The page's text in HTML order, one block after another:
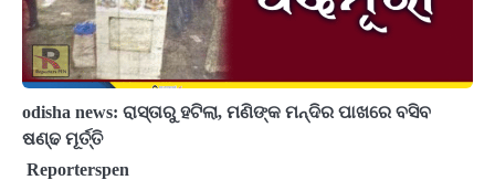
odisha news: ରାସ୍ତାରୁ ହଟିଲା, ମଣିଙ୍କ ମନ୍ଦିର ପାଖରେ ବସିବ
ଷଣ୍ଢ ମୂର୍ତ୍ତି
Reporterspen